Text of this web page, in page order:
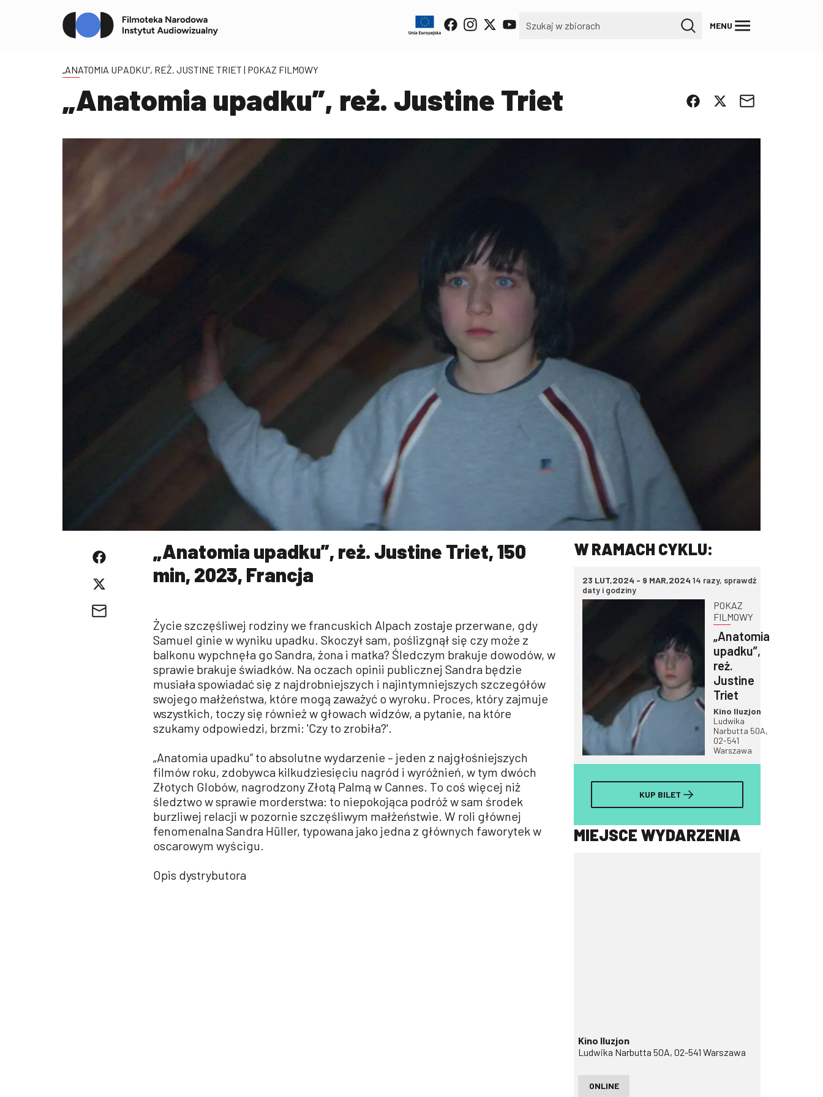
MENU
„ANATOMIA UPADKU”, REŻ. JUSTINE TRIET| POKAZ FILMOWY
„Anatomia upadku”, reż. Justine Triet
„Anatomia upadku”, reż. Justine Triet, 150
min, 2023, Francja
Życie szczęśliwej rodziny we francuskich Alpach zostaje przerwane, gdy
Samuel ginie w wyniku upadku. Skoczył sam, poślizgnął się czy może z
balkonu wypchnęła go Sandra, żona i matka? Śledczym brakuje dowodów, w
sprawie brakuje świadków. Na oczach opinii publicznej Sandra będzie
musiała spowiadać się z najdrobniejszych i najintymniejszych szczegółów
swojego małżeństwa, które mogą zaważyć o wyroku. Proces, który zajmuje
wszystkich, toczy się również w głowach widzów, a pytanie, na które
szukamy odpowiedzi, brzmi: 'Czy to zrobiła?'.
„Anatomia upadku” to absolutne wydarzenie – jeden z najgłośniejszych
filmów roku, zdobywca kilkudziesięciu nagród i wyróżnień, w tym dwóch
Złotych Globów, nagrodzony Złotą Palmą w Cannes. To coś więcej niż
śledztwo w sprawie morderstwa: to niepokojąca podróż w sam środek
burzliwej relacji w pozornie szczęśliwym małżeństwie. W roli głównej
fenomenalna Sandra Hüller, typowana jako jedna z głównych faworytek w
oscarowym wyścigu.
Opis dystrybutora
W RAMACH CYKLU:
23 LUT,2024 - 9 MAR,2024 14 razy, sprawdź
daty i godziny
POKAZ
FILMOWY
„Anatomia
upadku”,
reż.
Justine
Triet
Kino Iluzjon
Ludwika
Narbutta 50A,
02-541
Warszawa
KUP BILET
MIEJSCE WYDARZENIA
Kino Iluzjon
Ludwika Narbutta 50A, 02-541 Warszawa
ONLINE